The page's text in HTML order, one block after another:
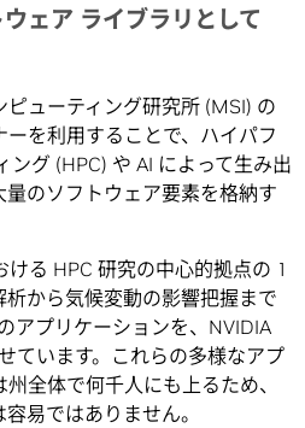
ェア ライブラリとして
ューティング研究所 (MSI) の
を利用することで、ハイパフ
ング (HPC) や AI によって生み出
のソフトウェア要素を格納す
る HPC 研究の中心的拠点の 1
から気候変動の影響把握まで
アプリケーションを、NVIDIA
ています。これらの多様なアプ
全体で何千人にも上るため、
易ではありません。